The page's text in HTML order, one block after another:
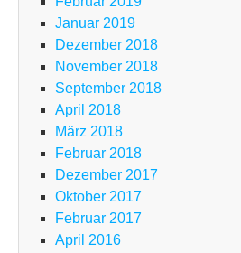
Januar 2019
Dezember 2018
November 2018
September 2018
April 2018
März 2018
Februar 2018
Dezember 2017
Oktober 2017
Februar 2017
April 2016